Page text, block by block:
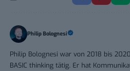
Philip Bolognesi
Philip Bolognesi war von 2018 bis
BASIC thinking tätig. Er hat